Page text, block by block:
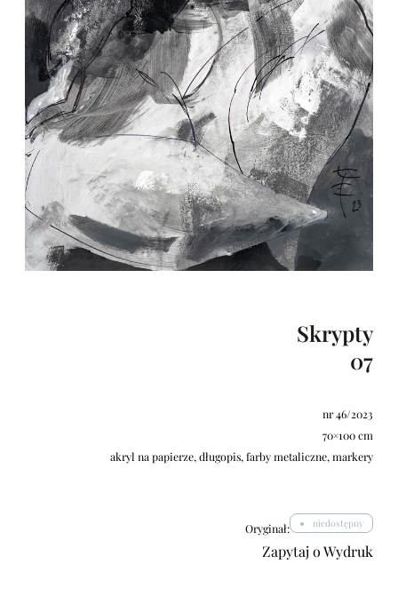
Skrypty
07
nr 46/2023
70×100 cm
akryl na papierze, długopis, farby metaliczne, markery
Oryginał: niedostępny
Zapytaj o Wydruk